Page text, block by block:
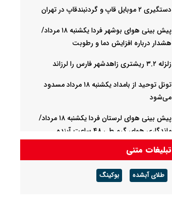
دستگیری ۲ موبایل قاپ و گردنبندقاپ در تهران
پیش بینی هوای بوشهر فردا یکشنبه ۱۸ مرداد/
هشدار درباره افزایش دما و رطوبت
زلزله ۳.۲ ریشتری زاهدشهر فارس را لرزاند
تونل توحید از بامداد یکشنبه ۱۸ مرداد مسدود
می‌شود
پیش بینی هوای لرستان فردا یکشنبه ۱۸ مرداد/
ماندگاری هوای گرم طی ۴۸ ساعت آینده
استفاده ابزاری از کودکان برای جذب مخاطب در
فضای مجازی/ پلیس پایتخت اطلاعیه داد
تبلیغات متنی
طلای آبشده بوکینگ